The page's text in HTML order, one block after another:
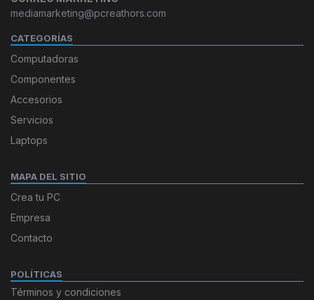
mediamarketing@pcreathors.com
CATEGORÍAS
Computadoras
Componentes
Accesorios
Servicios
Laptops
MAPA DEL SITIO
Crea tu PC
Empresa
Contacto
POLÍTICAS
Términos y condiciones